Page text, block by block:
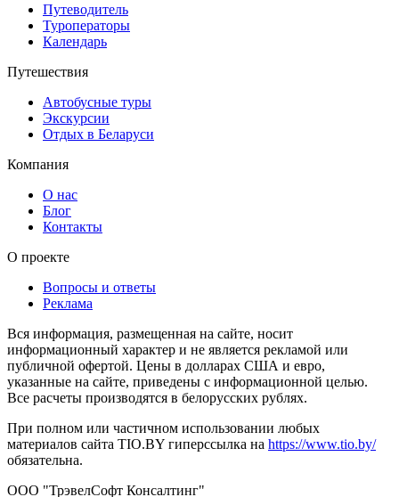
Путеводитель
Туроператоры
Календарь
Путешествия
Автобусные туры
Экскурсии
Отдых в Беларуси
Компания
О нас
Блог
Контакты
О проекте
Вопросы и ответы
Реклама
Вся информация, размещенная на сайте, носит
информационный характер и не является рекламой или
публичной офертой. Цены в долларах США и евро,
указанные на сайте, приведены с информационной целью.
Все расчеты производятся в белорусских рублях.
При полном или частичном использовании любых
материалов сайта TIO.BY гиперссылка на https://www.tio.by/
обязательна.
ООО "ТрэвелСофт Консалтинг"